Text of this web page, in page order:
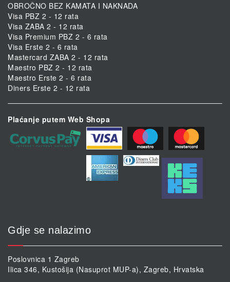
OBROČNO BEZ KAMATA I NAKNADA
Visa PBZ 2 - 12 rata
Visa ZABA 2 - 12 rata
Visa Premium PBZ 2 - 6 rata
Visa Erste 2 - 6 rata
Mastercard ZABA 2 - 12 rata
Maestro PBZ 2 - 12 rata
Maestro Erste 2 - 6 rata
Diners Erste 2 - 12 rata
Plaćanje putem Web Shopa
Gdje se nalazimo
Poslovnica 1 Zagreb
Ilica 346, Kustošija (Nasuprot MUP-a), Zagreb, Hrvatska